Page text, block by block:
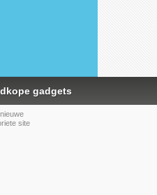
gadgets
site